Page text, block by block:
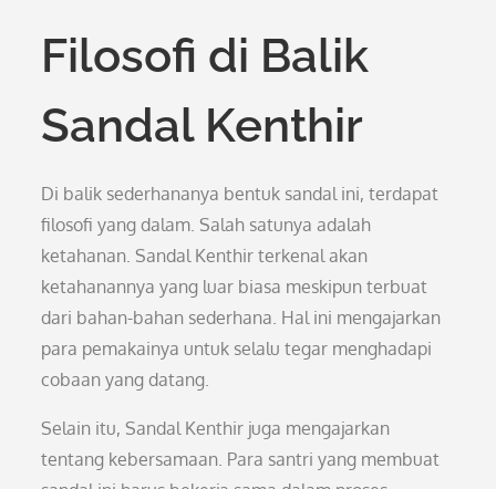
Filosofi di Balik
Sandal Kenthir
Di balik sederhananya bentuk sandal ini, terdapat
filosofi yang dalam. Salah satunya adalah
ketahanan. Sandal Kenthir terkenal akan
ketahanannya yang luar biasa meskipun terbuat
dari bahan-bahan sederhana. Hal ini mengajarkan
para pemakainya untuk selalu tegar menghadapi
cobaan yang datang.
Selain itu, Sandal Kenthir juga mengajarkan
tentang kebersamaan. Para santri yang membuat